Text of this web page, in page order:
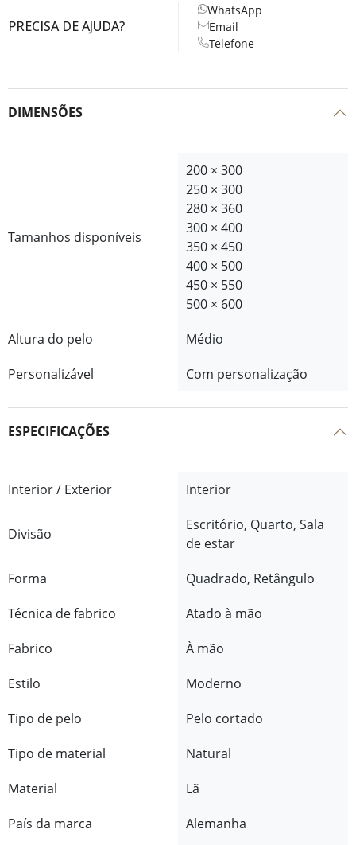
PRECISA DE AJUDA?
WhatsApp
Email
Telefone
DIMENSÕES
Tamanhos disponíveis
200 × 300
250 × 300
280 × 360
300 × 400
350 × 450
400 × 500
450 × 550
500 × 600
Altura do pelo
Médio
Personalizável
Com personalização
ESPECIFICAÇÕES
Interior / Exterior Interior
Divisão
Escritório, Quarto, Sala
de estar
Forma
Quadrado, Retângulo
Técnica de fabrico
Atado à mão
Fabrico
À mão
Estilo
Moderno
Tipo de pelo
Pelo cortado
Tipo de material
Natural
Material
Lã
País da marca
Alemanha